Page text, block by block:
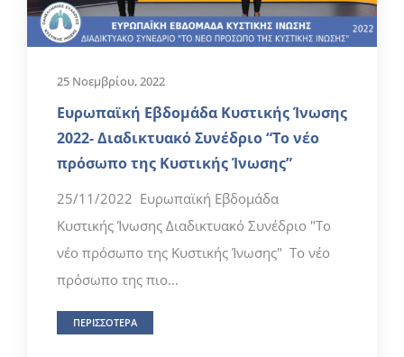
25 Νοεμβρίου, 2022
Ευρωπαϊκή Εβδομάδα Κυστικής Ίνωσης
2022- Διαδικτυακό Συνέδριο “Το νέο
πρόσωπο της Κυστικής Ίνωσης”
25/11/2022 Ευρωπαϊκή Εβδομάδα
Κυστικής Ίνωσης Διαδικτυακό Συνέδριο "Το
νέο πρόσωπο της Κυστικής Ίνωσης" Το νέο
πρόσωπο της πιο...
ΠΕΡΙΣΣΟΤΕΡΑ